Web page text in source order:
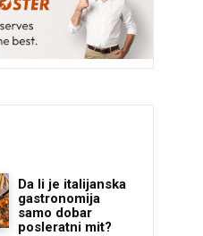
Da li je italijanska
gastronomija
samo dobar
posleratni mit?